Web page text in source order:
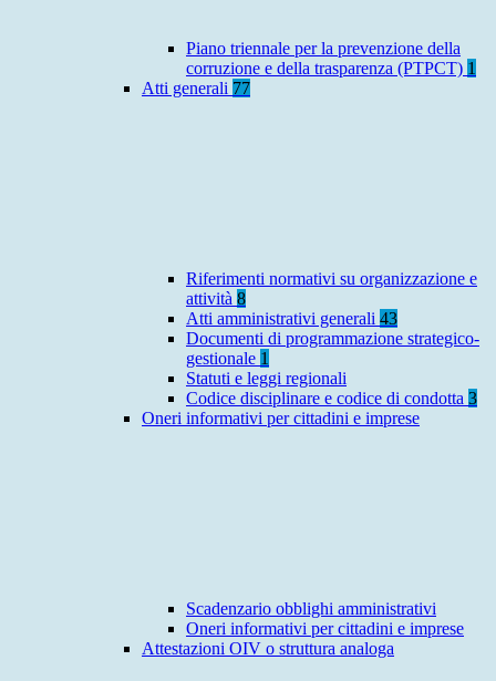
Piano triennale per la prevenzione della
corruzione e della trasparenza (PTPCT) 1
Atti generali 77
Riferimenti normativi su organizzazione e
attività 8
Atti amministrativi generali 43
Documenti di programmazione strategico-
gestionale 1
Statuti e leggi regionali
Codice disciplinare e codice di condotta 3
Oneri informativi per cittadini e imprese
Scadenzario obblighi amministrativi
Oneri informativi per cittadini e imprese
Attestazioni OIV o struttura analoga